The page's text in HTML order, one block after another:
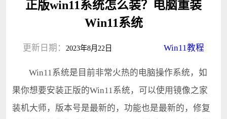
正版win11系统怎么装？电脑重装
Win11系统
更新日期： 2023年8月22日 Win11教程
Win11系统是目前非常火热的电脑操作系统，如
果你想要安装正版的Win11系统，可以使用镜像之家
装机大师，版本号是最新的，功能也是最新的，修复